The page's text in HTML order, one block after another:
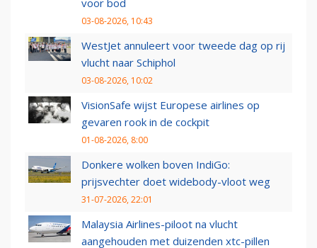
voor bod
03-08-2026, 10:43
WestJet annuleert voor tweede dag op rij
vlucht naar Schiphol
03-08-2026, 10:02
VisionSafe wijst Europese airlines op
gevaren rook in de cockpit
01-08-2026, 8:00
Donkere wolken boven IndiGo:
prijsvechter doet widebody-vloot weg
31-07-2026, 22:01
Malaysia Airlines-piloot na vlucht
aangehouden met duizenden xtc-pillen